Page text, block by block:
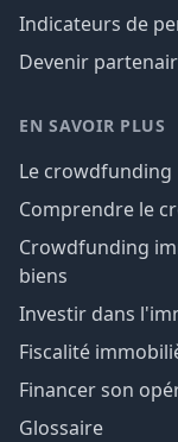
Indicateurs de
Devenir
EN SAVOIR PLUS
Le crowdfunding
Comprendre le
Crowdfunding
biens
Investir dans
Fiscalité
Financer son
Glossaire